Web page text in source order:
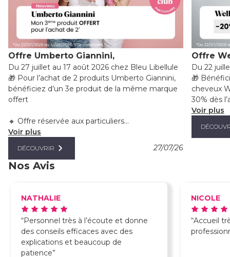
Offre Umberto Giannini,
Du 27 juillet au 17 août 2026 chez Bleu Libellule
🎁 Pour l’achat de 2 produits Umberto Giannini,
bénéficiez d’un 3e produit de la même marque
offert
🔸 Offre réservée aux particuliers...
Voir plus
DÉCOUVRIR 27/07/26
Offre
Du 22
🎁
cheveux
30% dès
Voir plus
Nos Avis
NATHALIE
Personnel très à l’écoute et donne
des conseils efficaces avec des
explications et beaucoup de
patience
NICOLE
Accueil